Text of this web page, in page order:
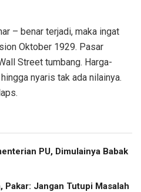
– benar terjadi, maka ingat
Oktober 1929. Pasar
Street tumbang. Harga-
nyaris tak ada nilainya.
PU, Dimulainya Babak
Pakar: Jangan Tutupi Masalah